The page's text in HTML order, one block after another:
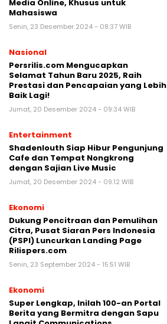
Media Online, Khusus untuk
Mahasiswa
Senin, 23 Desember 2024 - 08:37 WIB
Nasional
Persrilis.com Mengucapkan
Selamat Tahun Baru 2025, Raih
Prestasi dan Pencapaian yang Lebih
Baik Lagi!
Jumat, 20 Desember 2024 - 09:34 WIB
Entertainment
Shadenlouth Siap Hibur Pengunjung
Cafe dan Tempat Nongkrong
dengan Sajian Live Music
Jumat, 20 Desember 2024 - 09:12 WIB
Ekonomi
Dukung Pencitraan dan Pemulihan
Citra, Pusat Siaran Pers Indonesia
(PSPI) Luncurkan Landing Page
Rilispers.com
Senin, 23 September 2024 - 15:51 WIB
Ekonomi
Super Lengkap, Inilah 100-an Portal
Berita yang Bermitra dengan Sapu